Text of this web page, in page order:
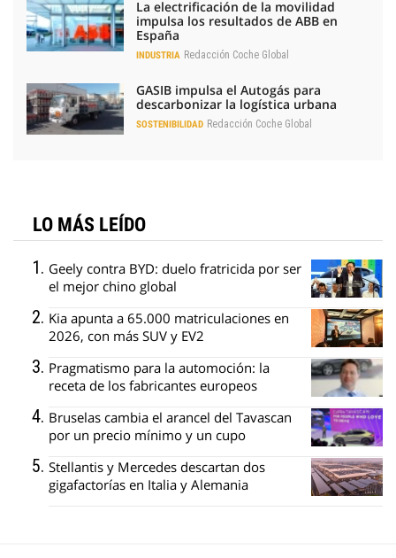
La electrificación de la movilidad
impulsa los resultados de ABB en
España
INDUSTRIA Redacción Coche Global
GASIB impulsa el Autogás para
descarbonizar la logística urbana
SOSTENIBILIDAD Redacción Coche Global
LO MÁS LEÍDO
Geely contra BYD: duelo fratricida por ser
el mejor chino global
Kia apunta a 65.000 matriculaciones en
2026, con más SUV y EV2
Pragmatismo para la automoción: la
receta de los fabricantes europeos
Bruselas cambia el arancel del Tavascan
por un precio mínimo y un cupo
Stellantis y Mercedes descartan dos
gigafactorías en Italia y Alemania